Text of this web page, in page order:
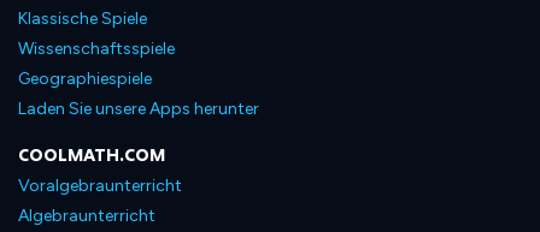
Klassische Spiele
Wissenschaftsspiele
Geographiespiele
Laden Sie unsere Apps herunter
COOLMATH.COM
Voralgebraunterricht
Algebraunterricht